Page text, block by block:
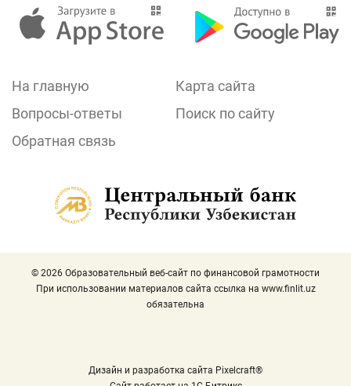
На главную
Карта сайта
Вопросы-ответы
Поиск по сайту
Обратная связь
© 2026 Образовательный веб-сайт по финансовой грамотности
При использовании материалов сайта ссылка на www.finlit.uz
обязательна
Дизайн и разработка сайта Pixelcraft®